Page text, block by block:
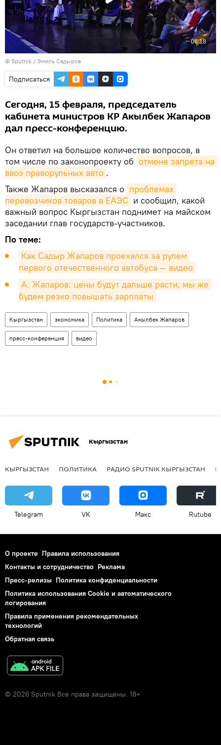
© Sputnik / Эмиль Садыров
Подписаться
Сегодня, 15 февраля, председатель
кабинета министров КР Акылбек Жапаров
дал пресс-конференцию.
Он ответил на большое количество вопросов, в
том числе по законопроекту об отмене запрета на
ввоз праворульных авто .
Также Жапаров высказался о проблемах
перевозчиков товаров в ЕАЭС и сообщил, какой
важный вопрос Кыргызстан поднимет на майском
заседании глав государств-участников.
По теме:
Как Садыр Жапаров проехался за рулем
первого отечественного автобуса — видео
А. Жапаров: цены будут дальше расти, мы же
будем резко повышать зарплаты
Кыргызстан экономика Политика Акылбек Жапаров
пресс-конференция видео
Кыргызстан
КЫРГЫЗСТАН ПОЛИТИКА РАДИО SPUTNIK КЫРГЫЗСТАН
Telegram VK Макс Rutube
О проекте Правила использования
Контакты и сотрудничество Реклама
Пресс-релизы Политика конфиденциальности
Политика использования Cookie и автоматического
логирования
Правила применения рекомендательных
технологий
Обратная связь
© 2026 Sputnik Все права защищены. 18+